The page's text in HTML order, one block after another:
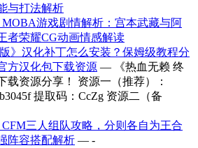
与打法解析
MOBA游戏剧情解析：宫本武藏与阿
者荣耀CG动画情感解读
》汉化补丁怎么安装？保姆级教程分
方汉化包下载资源 — 《热血无赖 终
载资源分享！ 资源一（推荐）：
提取码：CcZg 资源二（备
CFM三人组队攻略，分则各自为王合
阵容搭配解析 — -